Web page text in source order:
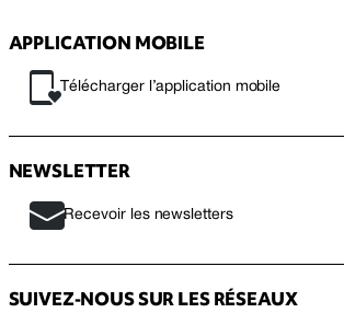
APPLICATION MOBILE
Télécharger l’application mobile
NEWSLETTER
Recevoir les newsletters
SUIVEZ-NOUS SUR LES RÉSEAUX